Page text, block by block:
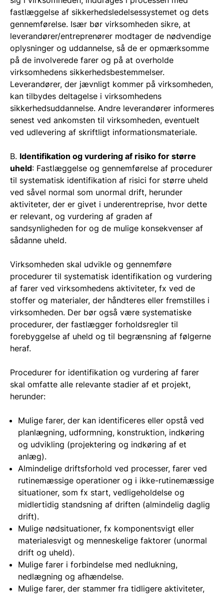
fastlæggelse af sikkerhedsledelsessystemet og dets
gennemførelse. Især bør virksomheden sikre, at
leverandører/entreprenører modtager de nødvendige
oplysninger og uddannelse, så de er opmærksomme
på de involverede farer og på at overholde
virksomhedens sikkerhedsbestemmelser.
Leverandører, der jævnligt kommer på virksomheden,
kan tilbydes deltagelse i virksomhedens
sikkerhedsuddannelse. Andre leverandører informeres
senest ved ankomsten til virksomheden, eventuelt
ved udlevering af skriftligt informationsmateriale.
B. Identifikation og vurdering af risiko for større
uheld: Fastlæggelse og gennemførelse af procedurer
til systematisk identifikation af risici for større uheld
ved såvel normal som unormal drift, herunder
aktiviteter, der er givet i underentreprise, hvor dette
er relevant, og vurdering af graden af
sandsynligheden for og de mulige konsekvenser af
sådanne uheld.
Virksomheden skal udvikle og gennemføre
procedurer til systematisk identifikation og vurdering
af farer ved virksomhedens aktiviteter, fx ved de
stoffer og materialer, der håndteres eller fremstilles i
virksomheden. Der bør også være systematiske
procedurer, der fastlægger forholdsregler til
forebyggelse af uheld og til begrænsning af følgerne
heraf.
Procedurer for identifikation og vurdering af farer
skal omfatte alle relevante stadier af et projekt,
herunder:
Mulige farer, der kan identificeres eller opstå ved
planlægning, udformning, konstruktion, indkøring
og udvikling (projektering og indkøring af et
anlæg).
Almindelige driftsforhold ved processer, farer ved
rutinemæssige operationer og i ikke-rutinemæssige
situationer, som fx start, vedligeholdelse og
midlertidig standsning af driften (almindelig daglig
drift).
Mulige nødsituationer, fx komponentsvigt eller
materialesvigt og menneskelige faktorer (unormal
drift og uheld).
Mulige farer i forbindelse med nedlukning,
nedlægning og afhændelse.
Mulige farer, der stammer fra tidligere aktiviteter,